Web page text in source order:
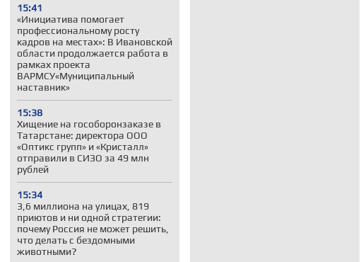
15:41
«Инициатива помогает
профессиональному росту
кадров на местах»: В Ивановской
области продолжается работа в
рамках проекта
ВАРМСУ«Муниципальный
наставник»
15:38
Хищение на гособоронзаказе в
Татарстане: директора ООО
«Оптикс групп» и «Кристалл»
отправили в СИЗО за 49 млн
рублей
15:34
3,6 миллиона на улицах, 819
приютов и ни одной стратегии:
почему Россия не может решить,
что делать с бездомными
животными?